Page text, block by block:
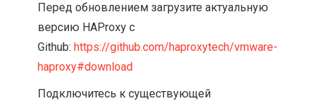
Перед обновлением загрузите актуальную
версию HAProxy с
Github:https://github.com/haproxytech/vmware-
haproxy#download
Подключитесь к существующей